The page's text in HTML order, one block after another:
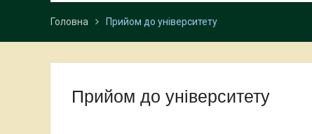
Головна Прийом до університету
Прийом до університету